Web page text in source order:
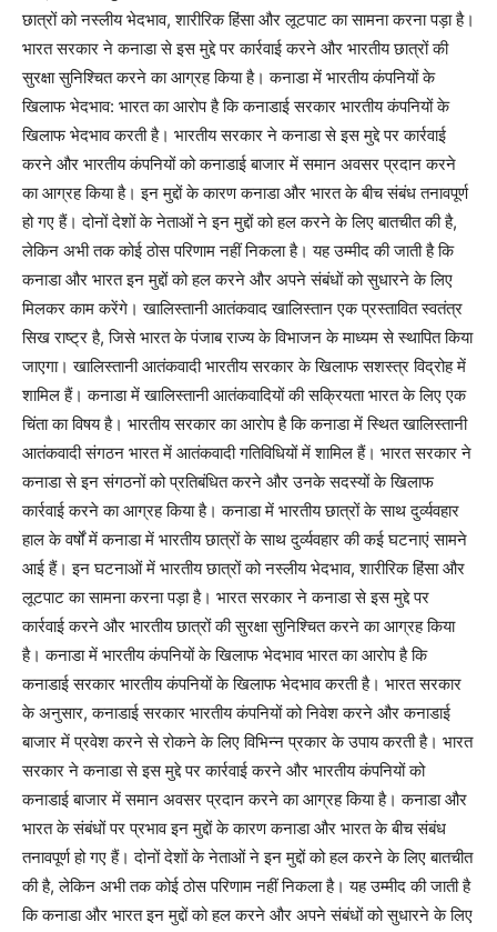
छात्रों को नस्लीय भेदभाव, शारीरिक हिंसा और लूटपाट का सामना करना पड़ा है।
भारत सरकार ने कनाडा से इस मुद्दे पर कार्रवाई करने और भारतीय छात्रों की
सुरक्षा सुनिश्चित करने का आग्रह किया है। कनाडा में भारतीय कंपनियों के
खिलाफ भेदभाव: भारत का आरोप है कि कनाडाई सरकार भारतीय कंपनियों के
खिलाफ भेदभाव करती है। भारतीय सरकार ने कनाडा से इस मुद्दे पर कार्रवाई
करने और भारतीय कंपनियों को कनाडाई बाजार में समान अवसर प्रदान करने
का आग्रह किया है। इन मुद्दों के कारण कनाडा और भारत के बीच संबंध तनावपूर्ण
हो गए हैं। दोनों देशों के नेताओं ने इन मुद्दों को हल करने के लिए बातचीत की है,
लेकिन अभी तक कोई ठोस परिणाम नहीं निकला है। यह उम्मीद की जाती है कि
कनाडा और भारत इन मुद्दों को हल करने और अपने संबंधों को सुधारने के लिए
मिलकर काम करेंगे। खालिस्तानी आतंकवाद खालिस्तान एक प्रस्तावित स्वतंत्र
सिख राष्ट्र है, जिसे भारत के पंजाब राज्य के विभाजन के माध्यम से स्थापित किया
जाएगा। खालिस्तानी आतंकवादी भारतीय सरकार के खिलाफ सशस्त्र विद्रोह में
शामिल हैं। कनाडा में खालिस्तानी आतंकवादियों की सक्रियता भारत के लिए एक
चिंता का विषय है। भारतीय सरकार का आरोप है कि कनाडा में स्थित खालिस्तानी
आतंकवादी संगठन भारत में आतंकवादी गतिविधियों में शामिल हैं। भारत सरकार ने
कनाडा से इन संगठनों को प्रतिबंधित करने और उनके सदस्यों के खिलाफ
कार्रवाई करने का आग्रह किया है। कनाडा में भारतीय छात्रों के साथ दुर्व्यवहार
हाल के वर्षों में कनाडा में भारतीय छात्रों के साथ दुर्व्यवहार की कई घटनाएं सामने
आई हैं। इन घटनाओं में भारतीय छात्रों को नस्लीय भेदभाव, शारीरिक हिंसा और
लूटपाट का सामना करना पड़ा है। भारत सरकार ने कनाडा से इस मुद्दे पर
कार्रवाई करने और भारतीय छात्रों की सुरक्षा सुनिश्चित करने का आग्रह किया
है। कनाडा में भारतीय कंपनियों के खिलाफ भेदभाव भारत का आरोप है कि
कनाडाई सरकार भारतीय कंपनियों के खिलाफ भेदभाव करती है। भारत सरकार
के अनुसार, कनाडाई सरकार भारतीय कंपनियों को निवेश करने और कनाडाई
बाजार में प्रवेश करने से रोकने के लिए विभिन्न प्रकार के उपाय करती है। भारत
सरकार ने कनाडा से इस मुद्दे पर कार्रवाई करने और भारतीय कंपनियों को
कनाडाई बाजार में समान अवसर प्रदान करने का आग्रह किया है। कनाडा और
भारत के संबंधों पर प्रभाव इन मुद्दों के कारण कनाडा और भारत के बीच संबंध
तनावपूर्ण हो गए हैं। दोनों देशों के नेताओं ने इन मुद्दों को हल करने के लिए बातचीत
की है, लेकिन अभी तक कोई ठोस परिणाम नहीं निकला है। यह उम्मीद की जाती है
कि कनाडा और भारत इन मुद्दों को हल करने और अपने संबंधों को सुधारने के लिए